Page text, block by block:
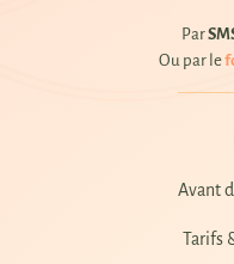
Par
Ou par le
Avant
Tarifs